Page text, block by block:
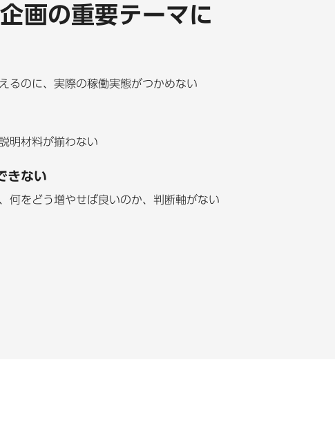
画の重要テーマに
るのに、実際の稼働実態がつかめない
明材料が揃わない
きない
何をどう増やせば良いのか、判断軸がない